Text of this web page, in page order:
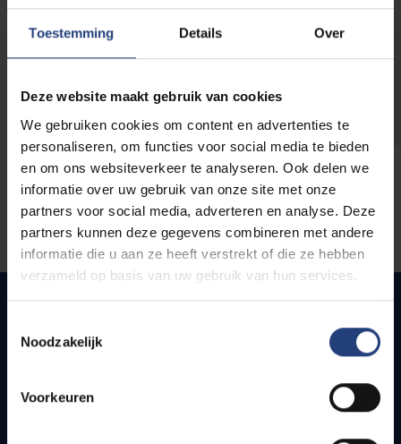
Toestemming Details Over
Deze website maakt gebruik van cookies
We gebruiken cookies om content en advertenties te
personaliseren, om functies voor social media te bieden
en om ons websiteverkeer te analyseren. Ook delen we
informatie over uw gebruik van onze site met onze
partners voor social media, adverteren en analyse. Deze
partners kunnen deze gegevens combineren met andere
informatie die u aan ze heeft verstrekt of die ze hebben
verzameld op basis van uw gebruik van hun services.
Noodzakelijk
Voorkeuren
Snel naar